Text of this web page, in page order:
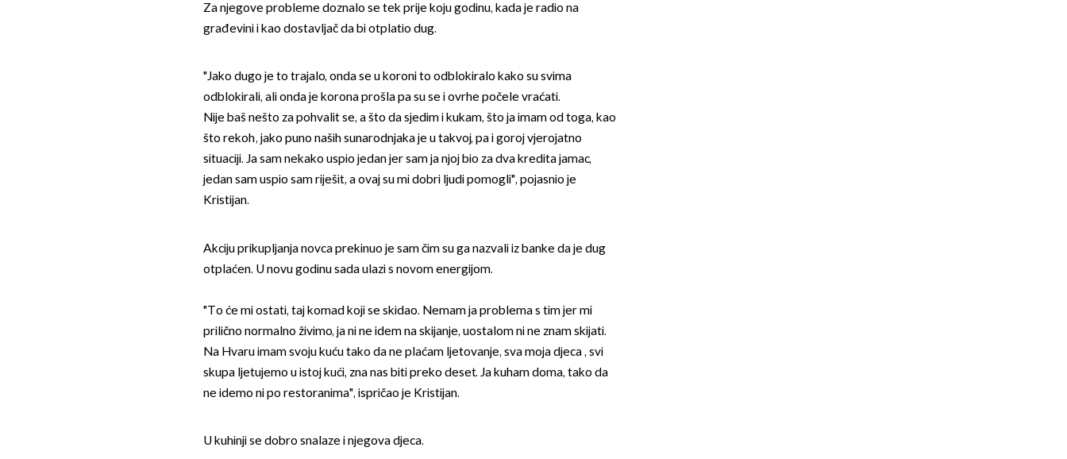
Za njegove probleme doznalo se tek prije koju godinu, kada je radio na
građevini i kao dostavljač da bi otplatio dug.
"Jako dugo je to trajalo, onda se u koroni to odblokiralo kako su svima
odblokirali, ali onda je korona prošla pa su se i ovrhe počele vraćati.
Nije baš nešto za pohvalit se, a što da sjedim i kukam, što ja imam od toga, kao
što rekoh, jako puno naših sunarodnjaka je u takvoj, pa i goroj vjerojatno
situaciji. Ja sam nekako uspio jedan jer sam ja njoj bio za dva kredita jamac,
jedan sam uspio sam riješit, a ovaj su mi dobri ljudi pomogli", pojasnio je
Kristijan.
Akciju prikupljanja novca prekinuo je sam čim su ga nazvali iz banke da je dug
otplaćen. U novu godinu sada ulazi s novom energijom.
"To će mi ostati, taj komad koji se skidao. Nemam ja problema s tim jer mi
prilično normalno živimo, ja ni ne idem na skijanje, uostalom ni ne znam skijati.
Na Hvaru imam svoju kuću tako da ne plaćam ljetovanje, sva moja djeca , svi
skupa ljetujemo u istoj kući, zna nas biti preko deset. Ja kuham doma, tako da
ne idemo ni po restoranima", ispričao je Kristijan.
U kuhinji se dobro snalaze i njegova djeca.